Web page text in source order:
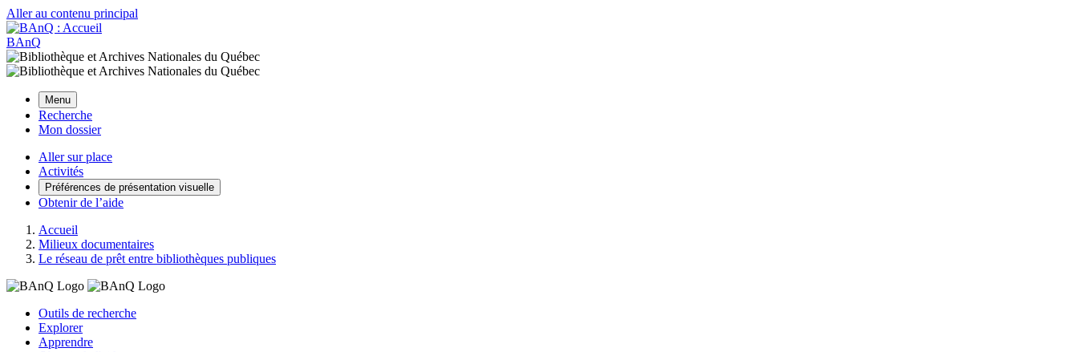
Aller au contenu principal
BAnQ
Menu
Recherche
Mon dossier
Aller sur place
Activités
Préférences de présentation visuelle
Obtenir de l’aide
Accueil
Milieux documentaires
Le réseau de prêt entre bibliothèques publiques
Outils de recherche
Explorer
Apprendre